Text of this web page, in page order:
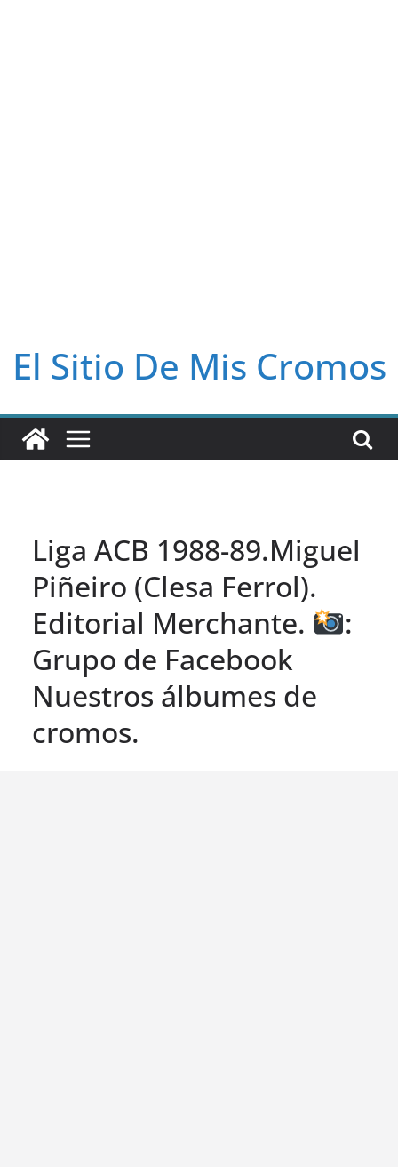
El Sitio De Mis Cromos
Liga ACB 1988-89.Miguel
Piñeiro (Clesa Ferrol).
Editorial Merchante.
:
Grupo de Facebook
Nuestros álbumes de
cromos.